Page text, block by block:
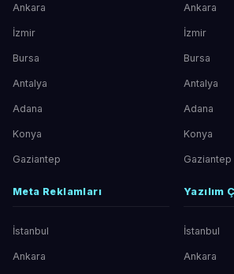
Ankara
İzmir
Bursa
Antalya
Adana
Konya
Gaziantep
Ankara
İzmir
Bursa
Antalya
Adana
Konya
Gaziantep
Meta Reklamları
İstanbul
Ankara
Yazılım
İstanbul
Ankara